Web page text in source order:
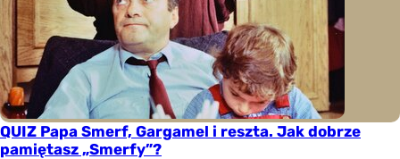
QUIZ Papa Smerf, Gargamel i reszta. Jak dobrze
pamiętasz „Smerfy”?